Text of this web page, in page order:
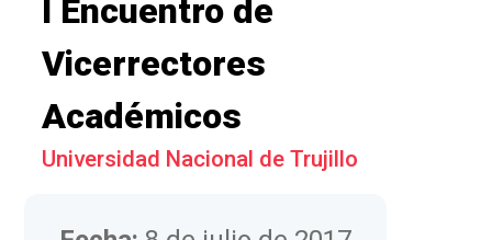
I Encuentro de
Vicerrectores
Académicos
Universidad Nacional de Trujillo